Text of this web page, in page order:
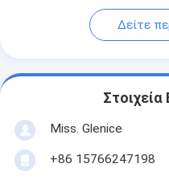
Δείτε
Στοιχεία
Miss. Glenice
+86 15766247198